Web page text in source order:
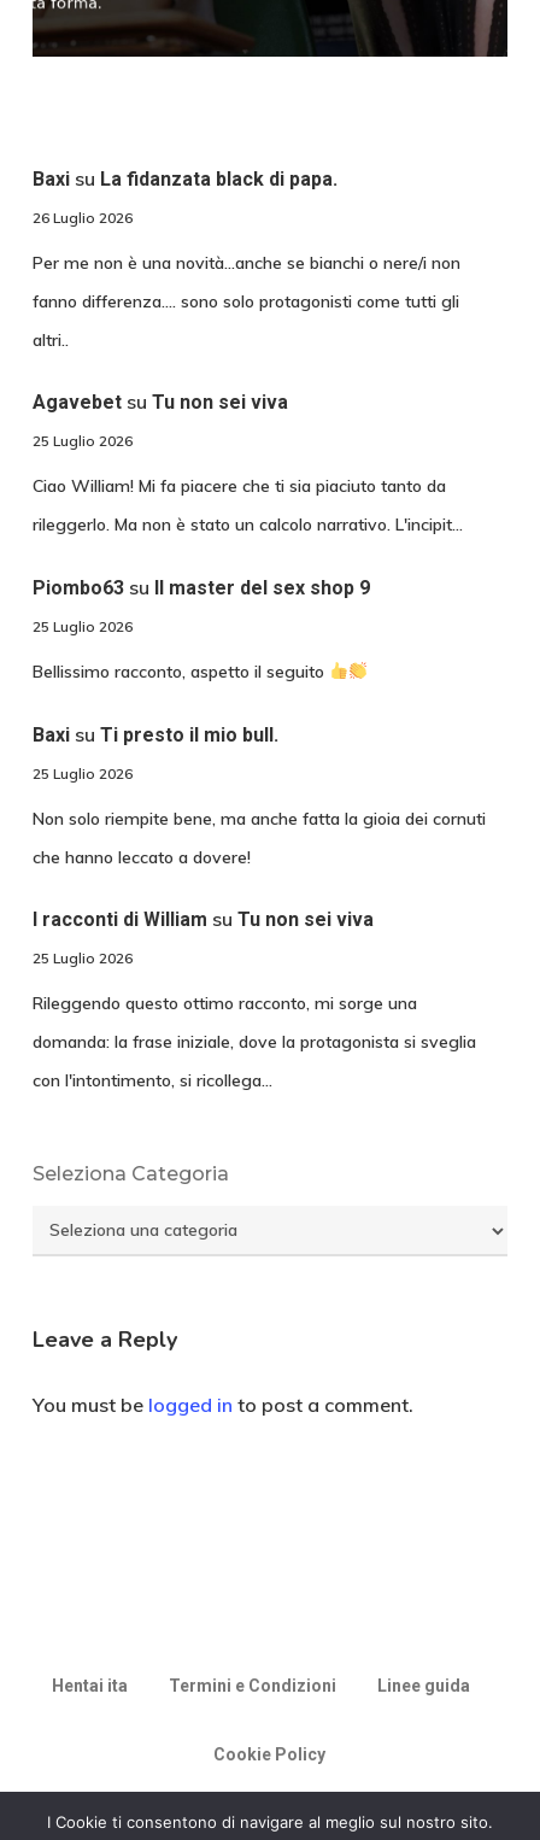
Baxisu La fidanzata black di papa.
26 Luglio 2026
Per me non è una novità...anche se bianchi o nere/i non
fanno differenza.... sono solo protagonisti come tutti gli
altri..
Agavebetsu Tu non sei viva
25 Luglio 2026
Ciao William! Mi fa piacere che ti sia piaciuto tanto da
rileggerlo. Ma non è stato un calcolo narrativo. L'incipit…
Piombo63su Il master del sex shop 9
25 Luglio 2026
Bellissimo racconto, aspetto il seguito
Baxisu Ti presto il mio bull.
25 Luglio 2026
Non solo riempite bene, ma anche fatta la gioia dei cornuti
che hanno leccato a dovere!
I racconti di William su Tu non sei viva
25 Luglio 2026
Rileggendo questo ottimo racconto, mi sorge una
domanda: la frase iniziale, dove la protagonista si sveglia
con l'intontimento, si ricollega…
Seleziona Categoria
Seleziona
Categoria
Leave a Reply
You must be logged in to post a comment.
Hentai ita Termini e Condizioni Linee guida
Cookie Policy
© 2026 Racconti di Milù.
I Cookie ti consentono di navigare al meglio sul nostro sito.